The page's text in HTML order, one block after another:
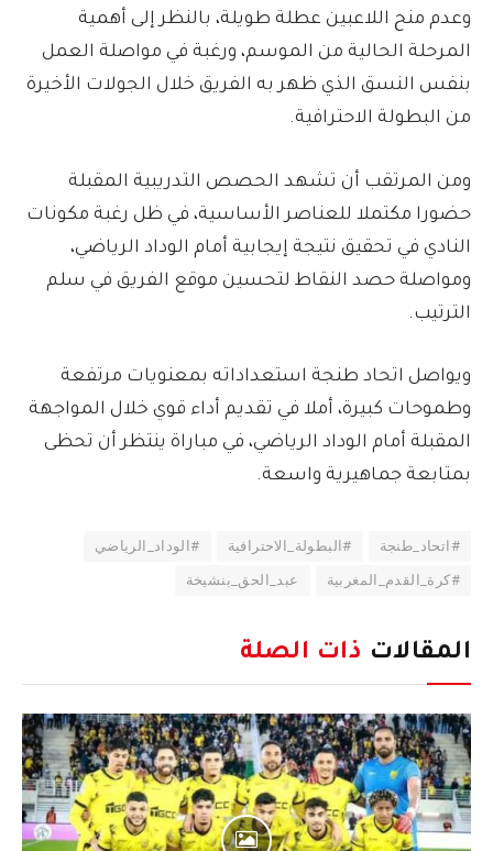
وعدم منح اللاعبين عطلة طويلة، بالنظر إلى أهمية
المرحلة الحالية من الموسم، ورغبة في مواصلة العمل
بنفس النسق الذي ظهر به الفريق خلال الجولات الأخيرة
من البطولة الاحترافية.
ومن المرتقب أن تشهد الحصص التدريبية المقبلة
حضورا مكتملا للعناصر الأساسية، في ظل رغبة مكونات
النادي في تحقيق نتيجة إيجابية أمام الوداد الرياضي،
ومواصلة حصد النقاط لتحسين موقع الفريق في سلم
الترتيب.
ويواصل اتحاد طنجة استعداداته بمعنويات مرتفعة
وطموحات كبيرة، أملا في تقديم أداء قوي خلال المواجهة
المقبلة أمام الوداد الرياضي، في مباراة ينتظر أن تحظى
بمتابعة جماهيرية واسعة.
#اتحاد_طنجة #البطولة_الاحترافية #الوداد_الرياضي
#كرة_القدم_المغربية عبد_الحق_بنشيخة
المقالات ذات الصلة